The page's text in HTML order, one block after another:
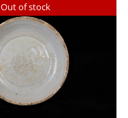
Out of stock